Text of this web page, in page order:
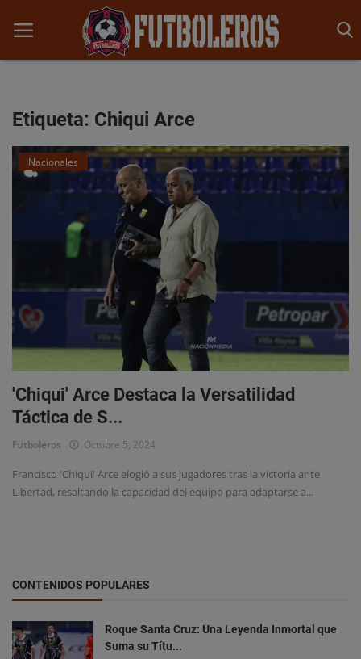
Inicio
Competencias
Opinión y Análisis
Promesas
Chismes y Curiosidades
Etiqueta: Chiqui Arce
Nacionales
'Chiqui' Arce Destaca la Versatilidad
Táctica de S...
Futboleros Octubre 5, 2024
Francisco 'Chiqui' Arce elogió a sus jugadores tras la victoria ante
Libertad, resaltando la capacidad del equipo para adaptarse a...
CONTENIDOS POPULARES
Roque Santa Cruz: Una Leyenda Inmortal que
Suma su Títu...